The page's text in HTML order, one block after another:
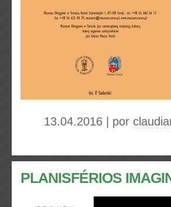
13.04.2016 | por
PLANISFÉRIOS